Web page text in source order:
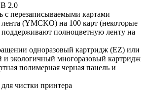
2.0
с перезаписываемыми картами
(YMCKO) на 100 карт (некоторые
полноцветную ленту на
одноразовый картридж (EZ) или
и экологичный многоразовый картридж
полимерная черная панель и
чистки принтера